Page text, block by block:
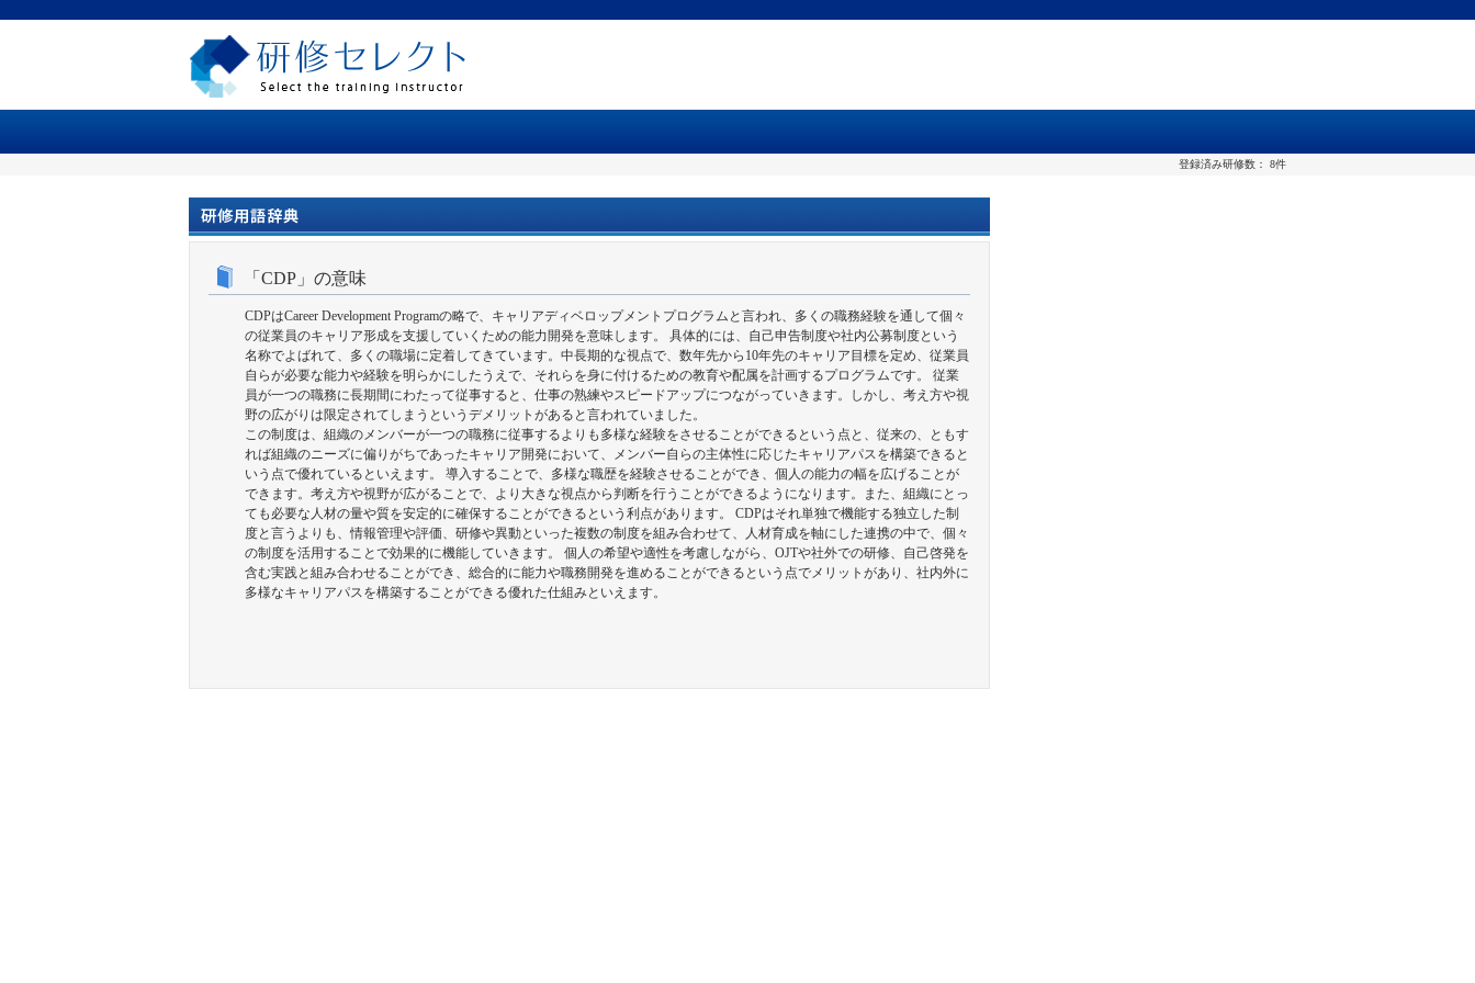
登録済み研修数： 8件
「CDP」の意味
CDPはCareer Development Programの略で、キャリアディベロップメントプログラムと言われ、多くの職務経験を通して個々
の従業員のキャリア形成を支援していくための能力開発を意味します。 具体的には、自己申告制度や社内公募制度という
名称でよばれて、多くの職場に定着してきています。中長期的な視点で、数年先から10年先のキャリア目標を定め、従業員
自らが必要な能力や経験を明らかにしたうえで、それらを身に付けるための教育や配属を計画するプログラムです。 従業
員が一つの職務に長期間にわたって従事すると、仕事の熟練やスピードアップにつながっていきます。しかし、考え方や視
野の広がりは限定されてしまうというデメリットがあると言われていました。
この制度は、組織のメンバーが一つの職務に従事するよりも多様な経験をさせることができるという点と、従来の、ともす
れば組織のニーズに偏りがちであったキャリア開発において、メンバー自らの主体性に応じたキャリアパスを構築できると
いう点で優れているといえます。 導入することで、多様な職歴を経験させることができ、個人の能力の幅を広げることが
できます。考え方や視野が広がることで、より大きな視点から判断を行うことができるようになります。また、組織にとっ
ても必要な人材の量や質を安定的に確保することができるという利点があります。 CDPはそれ単独で機能する独立した制
度と言うよりも、情報管理や評価、研修や異動といった複数の制度を組み合わせて、人材育成を軸にした連携の中で、個々
の制度を活用することで効果的に機能していきます。 個人の希望や適性を考慮しながら、OJTや社外での研修、自己啓発を
含む実践と組み合わせることができ、総合的に能力や職務開発を進めることができるという点でメリットがあり、社内外に
多様なキャリアパスを構築することができる優れた仕組みといえます。